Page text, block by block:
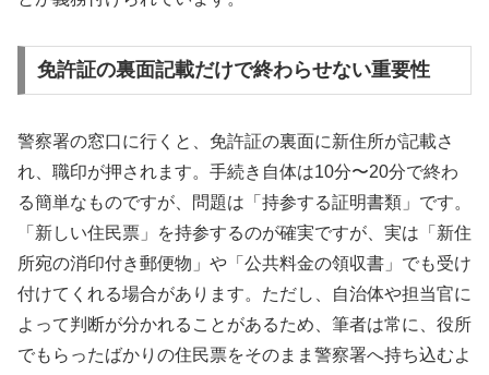
免許証の裏面記載だけで終わらせない重要性
警察署の窓口に行くと、免許証の裏面に新住所が記載さ
れ、職印が押されます。手続き自体は10分〜20分で終わ
る簡単なものですが、問題は「持参する証明書類」です。
「新しい住民票」を持参するのが確実ですが、実は「新住
所宛の消印付き郵便物」や「公共料金の領収書」でも受け
付けてくれる場合があります。ただし、自治体や担当官に
よって判断が分かれることがあるため、筆者は常に、役所
でもらったばかりの住民票をそのまま警察署へ持ち込むよ